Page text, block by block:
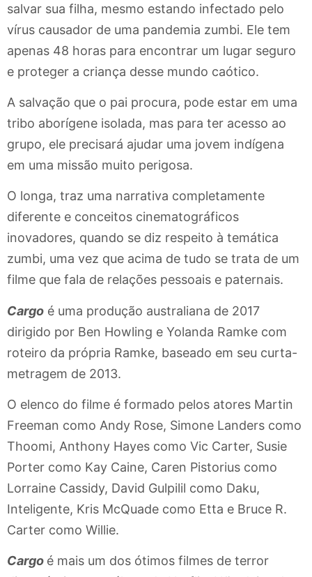
salvar sua filha, mesmo estando infectado pelo
vírus causador de uma pandemia zumbi. Ele tem
apenas 48 horas para encontrar um lugar seguro
e proteger a criança desse mundo caótico.
A salvação que o pai procura, pode estar em uma
tribo aborígene isolada, mas para ter acesso ao
grupo, ele precisará ajudar uma jovem indígena
em uma missão muito perigosa.
O longa, traz uma narrativa completamente
diferente e conceitos cinematográficos
inovadores, quando se diz respeito à temática
zumbi, uma vez que acima de tudo se trata de um
filme que fala de relações pessoais e paternais.
Cargo é uma produção australiana de 2017
dirigido por Ben Howling e Yolanda Ramke com
roteiro da própria Ramke, baseado em seu curta-
metragem de 2013.
O elenco do filme é formado pelos atores Martin
Freeman como Andy Rose, Simone Landers como
Thoomi, Anthony Hayes como Vic Carter, Susie
Porter como Kay Caine, Caren Pistorius como
Lorraine Cassidy, David Gulpilil como Daku,
Inteligente, Kris McQuade como Etta e Bruce R.
Carter como Willie.
Cargo é mais um dos ótimos filmes de terror